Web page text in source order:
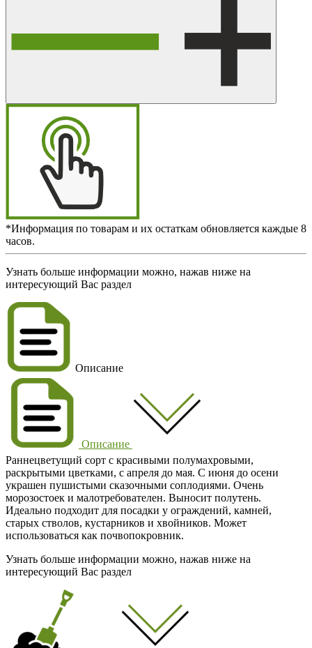
*Информация по товарам и их остаткам обновляется каждые 8
часов.
Узнать больше информации можно, нажав ниже на
интересующий Вас раздел
Описание
Описание
Раннецветущий сорт с красивыми полумахровыми,
раскрытыми цветками, с апреля до мая. С июня до осени
украшен пушистыми сказочными соплодиями. Очень
морозостоек и малотребователен. Выносит полутень.
Идеально подходит для посадки у ограждений, камней,
старых стволов, кустарников и хвойников. Может
использоваться как почвопокровник.
Узнать больше информации можно, нажав ниже на
интересующий Вас раздел